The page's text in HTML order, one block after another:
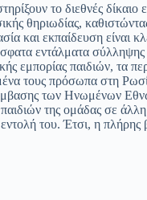
το διεθνές δίκαιο
θηριωδίας,
και εκπαίδευση είναι
εντάλματα
εμπορίας παιδιών, τα
τους πρόσωπα στη
των Ηνωμένων
της ομάδας σε
του. Έτσι, η